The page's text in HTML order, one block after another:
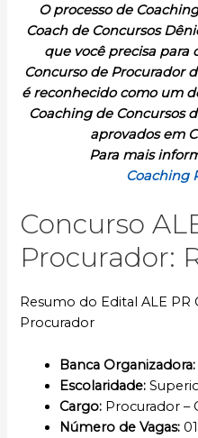
O processo de
Coach de Concursos
que você precisa para
Concurso de Procurador
é reconhecido como um
Coaching de Concursos
aprovados em
Para mais
Coaching
Concurso
Procurador:
Resumo do Edital ALE PR
Procurador
Banca Organizadora:
Escolaridade:
Cargo: Procurador –
Número de Vagas: 01